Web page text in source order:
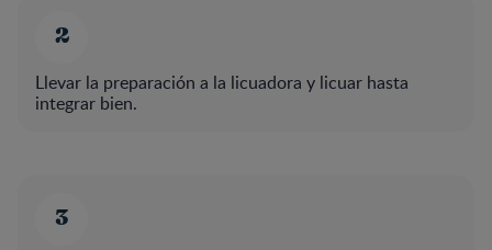
Llevar la preparación a la licuadora y licuar hasta
integrar bien.